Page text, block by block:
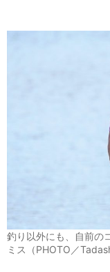
釣り以外にも、自前の
ミス（PHOTO／